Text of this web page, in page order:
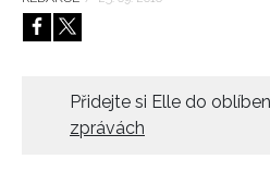
HOME
Přidejte si Elle do
zprávách